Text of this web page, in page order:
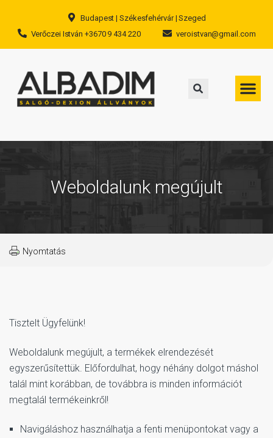
Budapest | Székesfehérvár | Szeged
Verőczei István +3670 9 434 220
veroistvan@gmail.com
Weboldalunk megújult
Nyomtatás
Tisztelt Ügyfelünk!
Weboldalunk megújult, a termékek elrendezését
egyszerűsítettük. Előfordulhat, hogy néhány dolgot máshol
talál mint korábban, de továbbra is minden információt
megtalál termékeinkről!
Navigáláshoz használhatja a fenti menüpontokat vagy a